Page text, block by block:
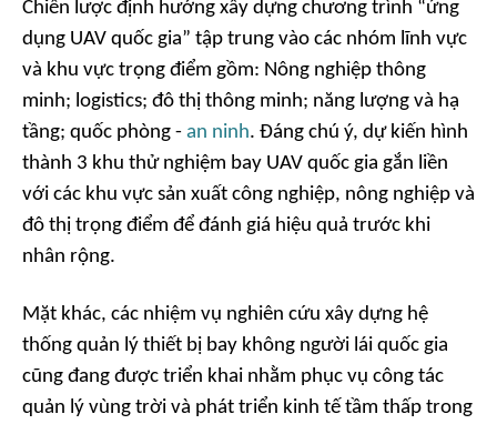
Chiến lược định hướng xây dựng chương trình “ứng
dụng UAV quốc gia” tập trung vào các nhóm lĩnh vực
và khu vực trọng điểm gồm: Nông nghiệp thông
minh; logistics; đô thị thông minh; năng lượng và hạ
tầng; quốc phòng - an ninh. Đáng chú ý, dự kiến hình
thành 3 khu thử nghiệm bay UAV quốc gia gắn liền
với các khu vực sản xuất công nghiệp, nông nghiệp và
đô thị trọng điểm để đánh giá hiệu quả trước khi
nhân rộng.
Mặt khác, các nhiệm vụ nghiên cứu xây dựng hệ
thống quản lý thiết bị bay không người lái quốc gia
cũng đang được triển khai nhằm phục vụ công tác
quản lý vùng trời và phát triển kinh tế tầm thấp trong